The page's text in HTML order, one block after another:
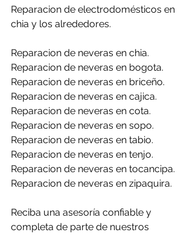
Reparacion de electrodomésticos en
chia y los alrededores.
Reparacion de neveras en chia.
Reparacion de neveras en bogota.
Reparacion de neveras en briceño.
Reparacion de neveras en cajica.
Reparacion de neveras en cota.
Reparacion de neveras en sopo.
Reparacion de neveras en tabio.
Reparacion de neveras en tenjo.
Reparacion de neveras en tocancipa.
Reparacion de neveras en zipaquira.
Reciba una asesoría confiable y
completa de parte de nuestros